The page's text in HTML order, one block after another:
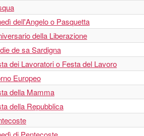
dell'Angelo o Pasquetta
della Liberazione
de sa Sardigna
dei Lavoratori o Festa del Lavoro
Europeo
della Mamma
della Repubblica